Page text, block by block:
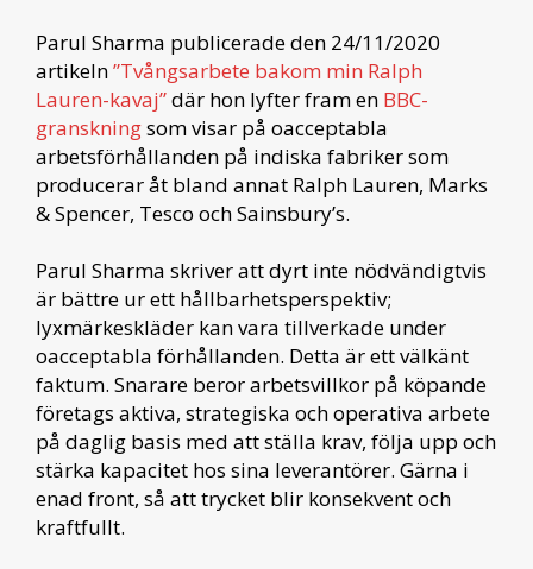
Parul Sharma publicerade den 24/11/2020
artikeln”Tvångsarbete bakom min Ralph
Lauren-kavaj”där hon lyfter fram en BBC-
granskningsom visar på oacceptabla
arbetsförhållanden på indiska fabriker som
producerar åt bland annat Ralph Lauren, Marks
& Spencer, Tesco och Sainsbury’s.
Parul Sharma skriver att dyrt inte nödvändigtvis
är bättre ur ett hållbarhetsperspektiv;
lyxmärkeskläder kan vara tillverkade under
oacceptabla förhållanden. Detta är ett välkänt
faktum. Snarare beror arbetsvillkor på köpande
företags aktiva, strategiska och operativa arbete
på daglig basis med att ställa krav, följa upp och
stärka kapacitet hos sina leverantörer. Gärna i
enad front, så att trycket blir konsekvent och
kraftfullt.